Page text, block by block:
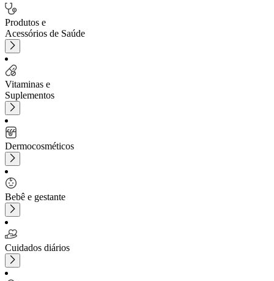
Produtos e
Acessórios de Saúde
Vitaminas e
Suplementos
Dermocosméticos
Bebê e gestante
Cuidados diários